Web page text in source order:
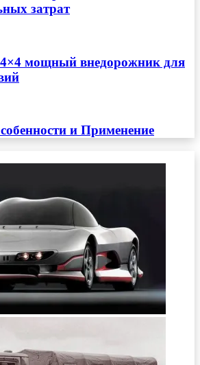
затрат
мощный внедорожник для
и Применение